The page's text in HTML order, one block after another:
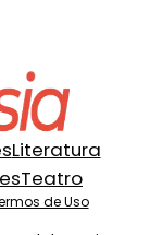
Literatura
Teatro
de Uso